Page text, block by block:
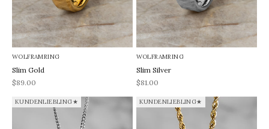
WOLFRAMRING
Slim Gold
REA-pris
$89.00
WOLFRAMRING
Slim Silver
REA-pris
$81.00
KUNDENLIEBLING★ KUNDENLIEBLING★